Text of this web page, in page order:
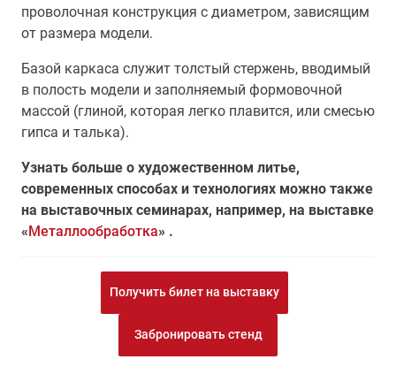
проволочная конструкция с диаметром, зависящим
от размера модели.
Базой каркаса служит толстый стержень, вводимый
в полость модели и заполняемый формовочной
массой (глиной, которая легко плавится, или смесью
гипса и талька).
Узнать больше о художественном литье,
современных способах и технологиях можно также
на выставочных семинарах, например, на выставке
«Металлообработка» .
Получить билет на выставку
Забронировать стенд